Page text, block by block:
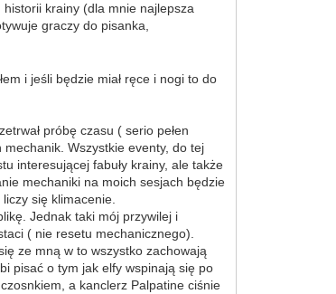
historii krainy (dla mnie najlepsza
graczy do pisanka,
i jeśli będzie miał ręce i nogi to do
próbę czasu ( serio pełen
mechanik. Wszystkie eventy, do tej
interesującej fabuły krainy, ale także
mechaniki na moich sesjach będzie
się klimacenie.
Jednak taki mój przywilej i
( nie resetu mechanicznego).
ze mną w to wszystko zachowają
pisać o tym jak elfy wspinają się po
a kanclerz Palpatine ciśnie